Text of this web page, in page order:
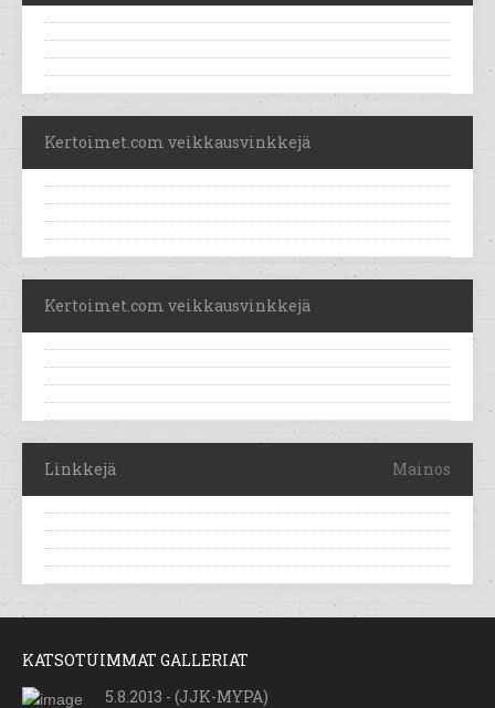
Kertoimet.com veikkausvinkkejä
Kertoimet.com veikkausvinkkejä
Linkkejä Mainos
KATSOTUIMMAT GALLERIAT
5.8.2013 - (JJK-MYPA)